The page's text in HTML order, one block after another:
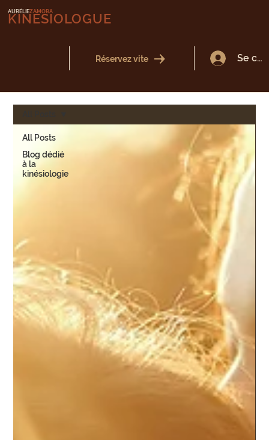
AURÉLIEZAMORA
KINÉSIOLOGUE
Réservez vite Se
All Posts
Blog dédié
à la
kinésiologie